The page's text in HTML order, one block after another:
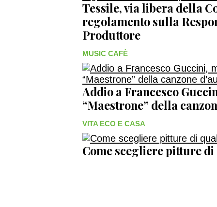
Tessile, via libera della
regolamento sulla
Produttore
MUSIC CAFÈ
Addio a Francesco
“Maestrone” della
VITA ECO E CASA
Come scegliere pitture